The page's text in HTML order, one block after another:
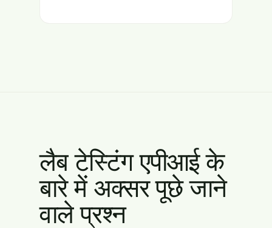
लैब टेस्टिंग एपीआई के
बारे में अक्सर पूछे जाने
वाले प्रश्न